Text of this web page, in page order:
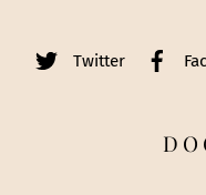
Twitter